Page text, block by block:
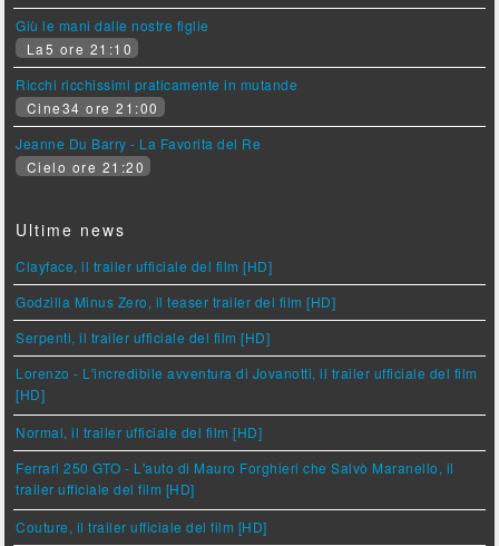
Giù le mani dalle nostre figlie
La5 ore 21:10
Ricchi ricchissimi praticamente in mutande
Cine34 ore 21:00
Jeanne Du Barry - La Favorita del Re
Cielo ore 21:20
Ultime news
Clayface, il trailer ufficiale del film [HD]
Godzilla Minus Zero, il teaser trailer del film [HD]
Serpenti, il trailer ufficiale del film [HD]
Lorenzo - L'incredibile avventura di Jovanotti, il trailer ufficiale del film
[HD]
Normal, il trailer ufficiale del film [HD]
Ferrari 250 GTO - L'auto di Mauro Forghieri che Salvò Maranello, il
trailer ufficiale del film [HD]
Couture, il trailer ufficiale del film [HD]